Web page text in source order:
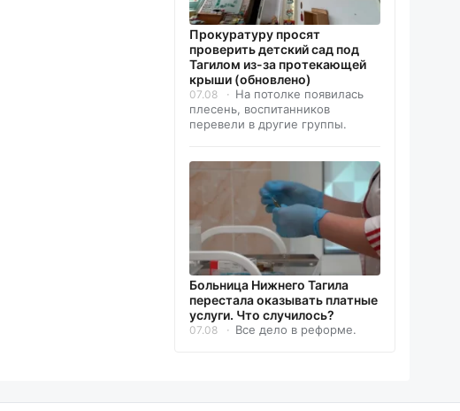
Прокуратуру просят
проверить детский сад под
Тагилом из-за протекающей
крыши (обновлено)
07.08
На потолке появилась
плесень, воспитанников
перевели в другие группы.
Больница Нижнего Тагила
перестала оказывать платные
услуги. Что случилось?
07.08 Все дело в реформе.